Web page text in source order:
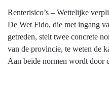
treasury
beheersing
Renterisico’s – Wettelijke
De Wet Fido, die met ingang
getreden, stelt twee concrete
van de provincie, te weten de
Aan beide normen wordt door